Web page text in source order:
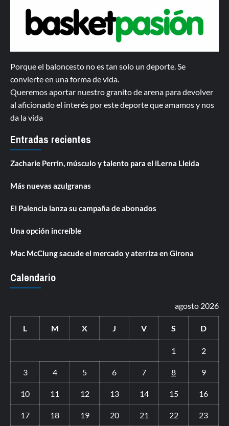
Porque el baloncesto no es tan solo un deporte. Se
convierte en una forma de vida.
Queremos aportar nuestro granito de arena para devolver
al aficionado el interés por este deporte que amamos y nos
da la vida
Entradas recientes
Zacharie Perrin, músculo y talento para el iLerna Lleida
Más nuevas azulgranas
El Palencia lanza su campaña de abonados
Una opción increíble
Mac McClung sacude el mercado y aterriza en Girona
Calendario
agosto 2026
L M X J V S D
1 2
3 4 5 6 7 8 9
10 11 12 13 14 15 16
17 18 19 20 21 22 23